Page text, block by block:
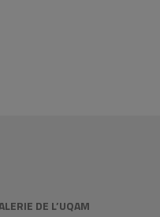
DE L’UQAM